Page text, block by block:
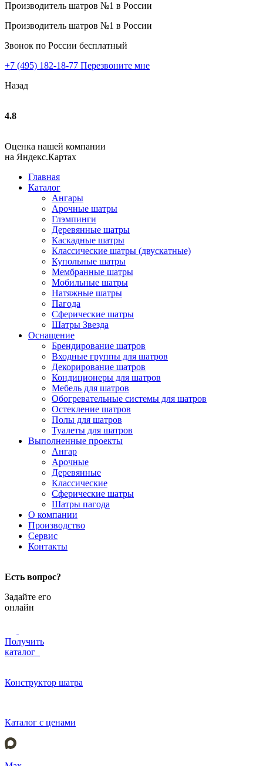
Производитель шатров №1 в России
Производитель шатров №1 в России
Звонок по России бесплатный
+7 (495) 182-18-77 Перезвоните мне
Назад
4.8
Оценка нашей компании
на Яндекс.Картах
Главная
Каталог
Ангары
Арочные шатры
Глэмпинги
Деревянные шатры
Каскадные шатры
Классические шатры (двускатные)
Купольные шатры
Мембранные шатры
Мобильные шатры
Натяжные шатры
Пагода
Сферические шатры
Шатры Звезда
Оснащение
Брендирование шатров
Входные группы для шатров
Декорирование шатров
Кондиционеры для шатров
Мебель для шатров
Обогревательные системы для шатров
Остекление шатров
Полы для шатров
Туалеты для шатров
Выполненные проекты
Ангар
Арочные
Деревянные
Классические
Сферические шатры
Шатры пагода
О компании
Производство
Сервис
Контакты
Есть вопрос?
Задайте его
онлайн
Получить
каталог
Конструктор шатра
Каталог с ценами